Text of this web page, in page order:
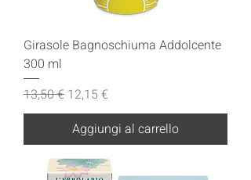
Girasole Bagnoschiuma Addolcente
300 ml
Prezzo regolare
13,50 € Prezzo scontato
12,15 €
Aggiungi al carrello